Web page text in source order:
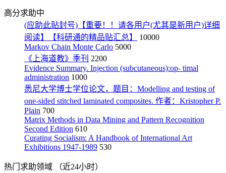
高分求助中
(应助此贴封号)【重要！！请各用户(尤其是新用户)详细
阅读】【科研通的精品贴汇总】
10000
Markov Chain Monte Carlo 5000
《上海道教》季刊 2200
Evidence Summary. Injection (subcutaneous):op- timal
administration 1000
悉尼大学博士学位论文，题目：Modelling and testing of
one-sided stitched laminated composites. 作者：Kristopher P.
Plain 700
Matrix Methods in Data Mining and Pattern Recognition
Second Edition 610
Curating Socialism: A Handbook of International Art
Exhibitions 1947-1989 530
热门求助领域
（近24小时）